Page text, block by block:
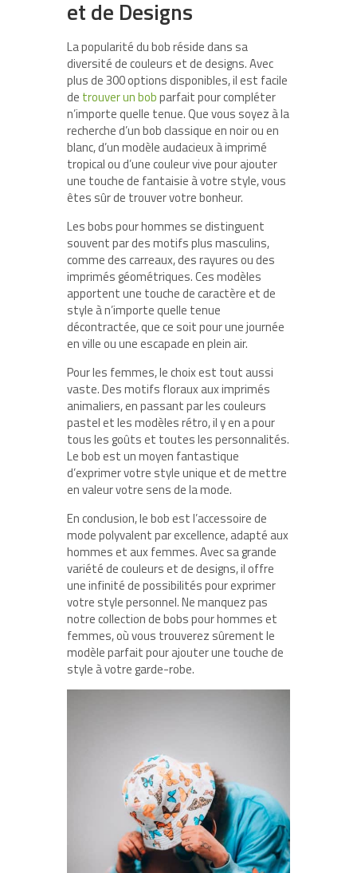
et de Designs
La popularité du bob réside dans sa
diversité de couleurs et de designs. Avec
plus de 300 options disponibles, il est facile
de trouver un bobparfait pour compléter
n’importe quelle tenue. Que vous soyez à la
recherche d’un bob classique en noir ou en
blanc, d’un modèle audacieux à imprimé
tropical ou d’une couleur vive pour ajouter
une touche de fantaisie à votre style, vous
êtes sûr de trouver votre bonheur.
Les bobs pour hommes se distinguent
souvent par des motifs plus masculins,
comme des carreaux, des rayures ou des
imprimés géométriques. Ces modèles
apportent une touche de caractère et de
style à n’importe quelle tenue
décontractée, que ce soit pour une journée
en ville ou une escapade en plein air.
Pour les femmes, le choix est tout aussi
vaste. Des motifs floraux aux imprimés
animaliers, en passant par les couleurs
pastel et les modèles rétro, il y en a pour
tous les goûts et toutes les personnalités.
Le bob est un moyen fantastique
d’exprimer votre style unique et de mettre
en valeur votre sens de la mode.
En conclusion, le bob est l’accessoire de
mode polyvalent par excellence, adapté aux
hommes et aux femmes. Avec sa grande
variété de couleurs et de designs, il offre
une infinité de possibilités pour exprimer
votre style personnel. Ne manquez pas
notre collection de bobs pour hommes et
femmes, où vous trouverez sûrement le
modèle parfait pour ajouter une touche de
style à votre garde-robe.